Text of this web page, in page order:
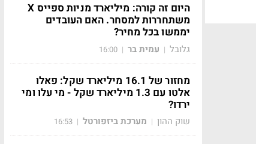
היום זה קורה: מיליארד מניות ספייס X
משתחררות למסחר. האם העובדים
יממשו בכל מחיר?
גלובל | עמית בר |
16:00
מחזור של 16.1 מיליארד שקל: פאלו
אלטו עם 1.3 מיליארד שקל - מי עלו ומי
ירדו?
שוק ההון | מערכת ביזפורטל |
16:53